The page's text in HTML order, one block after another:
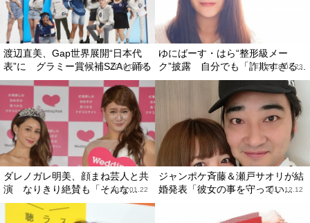
渡辺直美、Gap世界展開“日本代
表”に グラミー賞候補SZAと踊る
2018.01.28
ゆにばーす・はら“整形級メー
ク”披露 自分でも「詐欺すぎる...
2018.01.23
ダレノガレ明美、顔まね芸人と共
演 なりきり絶賛も「そんな...
2018.01.22
ジャンポケ斉藤＆瀬戸サオリが結
婚発表「彼女の事を守ってい...
2017.12.12